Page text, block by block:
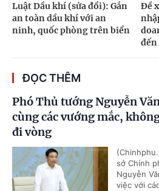
Luật Dầu khí (sửa đổi): Gắn
an toàn dầu khí với an
ninh, quốc phòng trên biển
Đề
đến
ĐỌC THÊM
Phó Thủ tướng Nguyễn
cùng các vướng mắc,
đi vòng
sở Chính
Nguyễn
việc với